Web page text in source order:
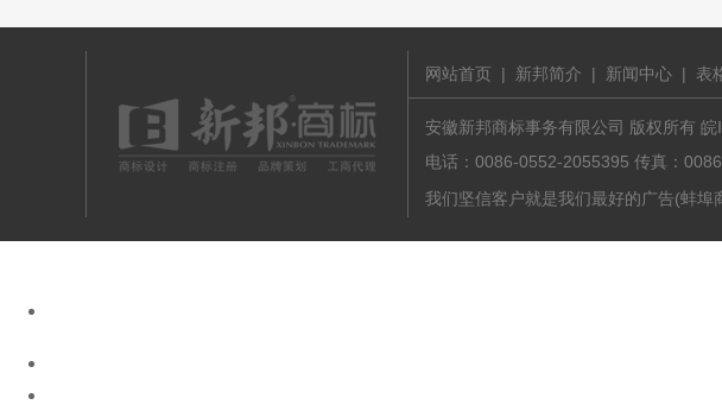
网站首页 | 新邦简介 | 新闻中心 | 表
安徽新邦商标事务有限公司 版权所有
电话：0086-0552-2055395 传真：
我们坚信客户就是我们最好的广告(蚌埠